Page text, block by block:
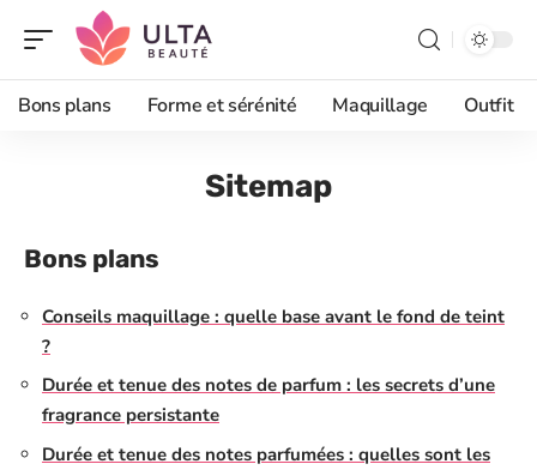
Bons plans Forme et sérénité Maquillage Outfit
Sitemap
Bons plans
Conseils maquillage : quelle base avant le fond de teint
?
Durée et tenue des notes de parfum : les secrets d’une
fragrance persistante
Durée et tenue des notes parfumées : quelles sont les